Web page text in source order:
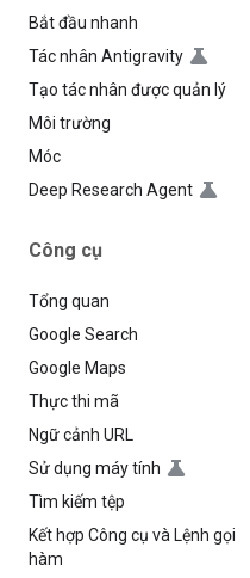
Bắt đầu nhanh
Tác nhân Antigravity
Tạo tác nhân được quản lý
Môi trường
Móc
Deep Research Agent
Công cụ
Tổng quan
Google Search
Google Maps
Thực thi mã
Ngữ cảnh URL
Sử dụng máy tính
Tìm kiếm tệp
Kết hợp Công cụ và Lệnh gọi
hàm